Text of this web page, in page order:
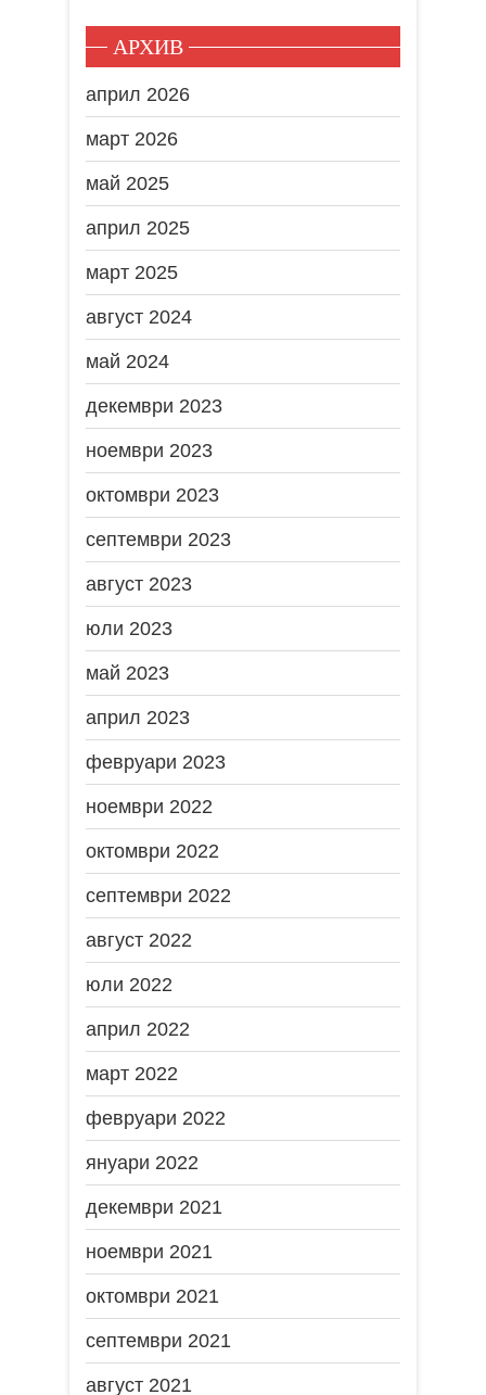
АРХИВ
април 2026
март 2026
май 2025
април 2025
март 2025
август 2024
май 2024
декември 2023
ноември 2023
октомври 2023
септември 2023
август 2023
юли 2023
май 2023
април 2023
февруари 2023
ноември 2022
октомври 2022
септември 2022
август 2022
юли 2022
април 2022
март 2022
февруари 2022
януари 2022
декември 2021
ноември 2021
октомври 2021
септември 2021
август 2021